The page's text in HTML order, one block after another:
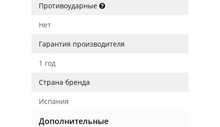
Противоударные
Нет
Гарантия производителя
1 год
Страна бренда
Испания
Дополнительные